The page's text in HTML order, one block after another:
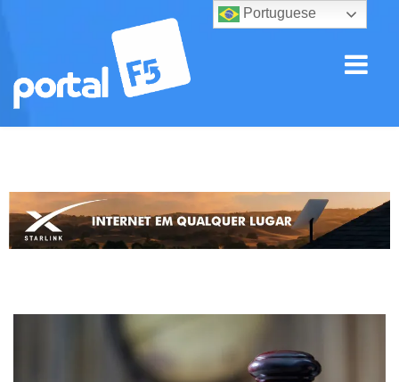
Portuguese